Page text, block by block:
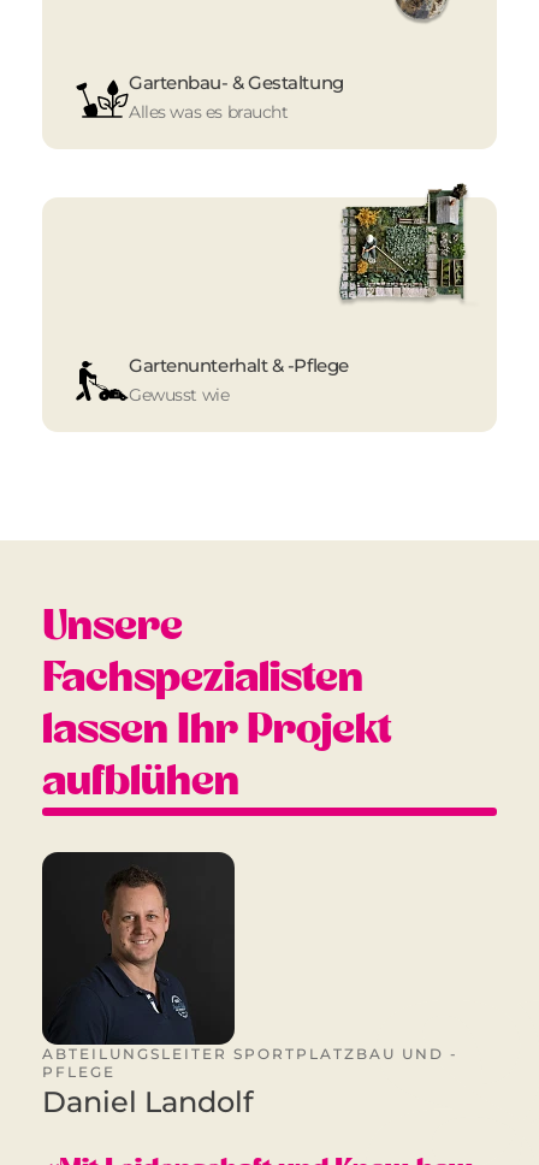
Gartenbau- & Gestaltung
Alles was es braucht
Gartenunterhalt & -Pflege
Gewusst wie
Unsere
Fachspezialisten
lassen Ihr Projekt
aufblühen
ABTEILUNGSLEITER SPORTPLATZBAU UND -
PFLEGE
Daniel Landolf